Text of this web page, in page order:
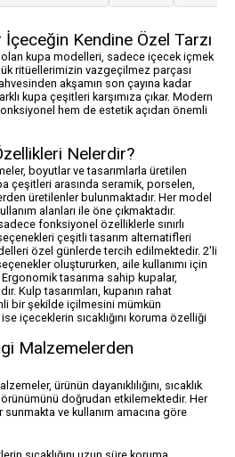
Kendine Özel Tarzı
olan kupa modelleri, sadece içecek içmek
ritüellerimizin vazgeçilmez parçası
akşamın son çayına kadar
kupa çeşitleri karşımıza çıkar. Modern
hem de estetik açıdan önemli
Nelerdir?
boyutlar ve tasarımlarla üretilen
çeşitleri arasında seramik, porselen,
üretilenler bulunmaktadır. Her model
alanları ile öne çıkmaktadır.
fonksiyonel özelliklerle sınırlı
çeşitli tasarım alternatifleri
özel günlerde tercih edilmektedir. 2'li
oluştururken, aile kullanımı için
tasarıma sahip kupalar,
Kulp tasarımları, kupanın rahat
bir şekilde içilmesini mümkün
içeceklerin sıcaklığını koruma özelliği
Malzemelerden
ürünün dayanıklılığını, sıcaklık
doğrudan etkilemektedir. Her
ve kullanım amacına göre